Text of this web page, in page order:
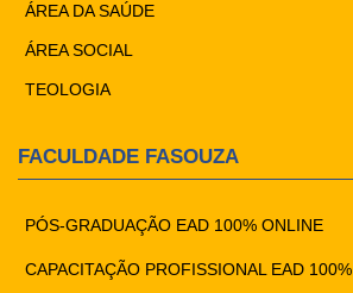
ÁREA DA SAÚDE
ÁREA SOCIAL
TEOLOGIA
FACULDADE FASOUZA
PÓS-GRADUAÇÃO EAD 100% ONLINE
CAPACITAÇÃO PROFISSIONAL EAD